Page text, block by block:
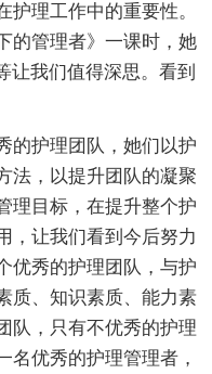
理工作中的重要性。
的管理者》一课时，她
让我们值得深思。看到
护理团队，她们以护
法，以提升团队的凝聚
理目标，在提升整个护
，让我们看到今后努力
优秀的护理团队，与护
质、知识素质、能力素
队，只有不优秀的护理
名优秀的护理管理者，